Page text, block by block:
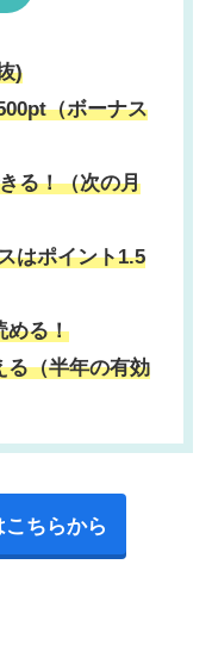
)
（ボーナス
る！（次の月
はポイント1.5
める！
る（半年の有効
ちらから